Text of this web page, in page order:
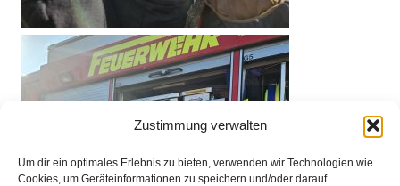
Zustimmung verwalten
Um dir ein optimales Erlebnis zu bieten, verwenden wir Technologien wie
Cookies, um Geräteinformationen zu speichern und/oder darauf